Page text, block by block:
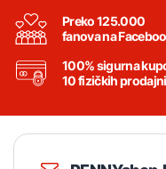
Preko 125.000
fanova na
100% sigurna
10 fizičkih